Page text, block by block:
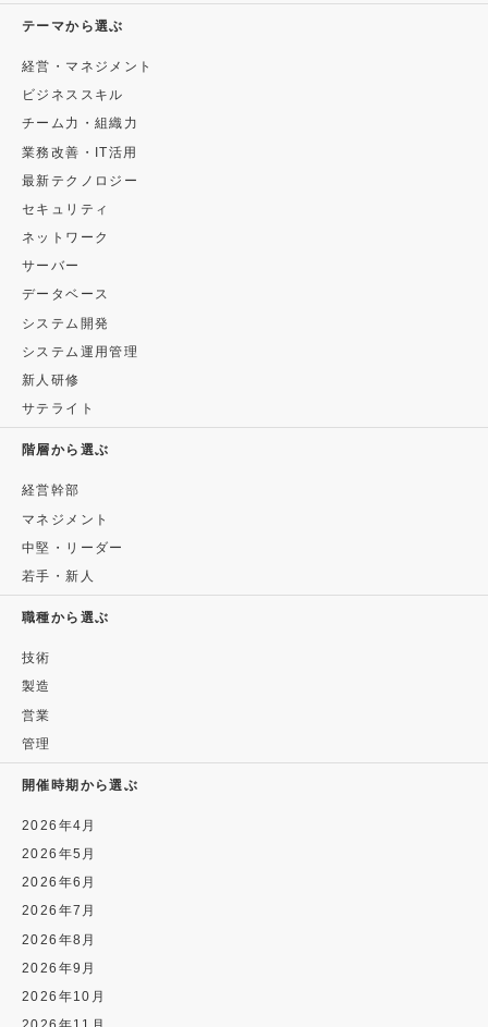
テーマから選ぶ
経営・マネジメント
ビジネススキル
チーム力・組織力
業務改善・IT活用
最新テクノロジー
セキュリティ
ネットワーク
サーバー
データベース
システム開発
システム運用管理
新人研修
サテライト
階層から選ぶ
経営幹部
マネジメント
中堅・リーダー
若手・新人
職種から選ぶ
技術
製造
営業
管理
開催時期から選ぶ
2026年4月
2026年5月
2026年6月
2026年7月
2026年8月
2026年9月
2026年10月